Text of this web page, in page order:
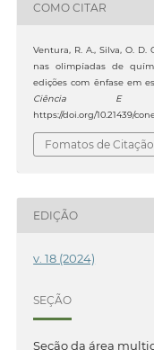
COMO CITAR
Ventura, R. A., Silva, O.
nas olimpíadas de
edições com ênfase em
Ciência E
https://doi.org/10.21439/
Fomatos de Citação
EDIÇÃO
v. 18 (2024)
SEÇÃO
Seção da área